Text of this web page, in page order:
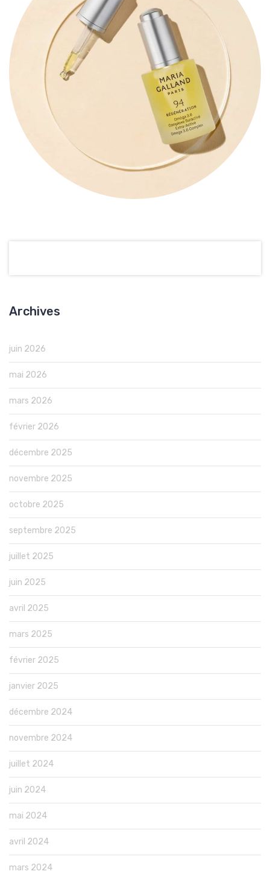
Archives
juin 2026
mai 2026
mars 2026
février 2026
décembre 2025
novembre 2025
octobre 2025
septembre 2025
juillet 2025
juin 2025
avril 2025
mars 2025
février 2025
janvier 2025
décembre 2024
novembre 2024
juillet 2024
juin 2024
mai 2024
avril 2024
mars 2024